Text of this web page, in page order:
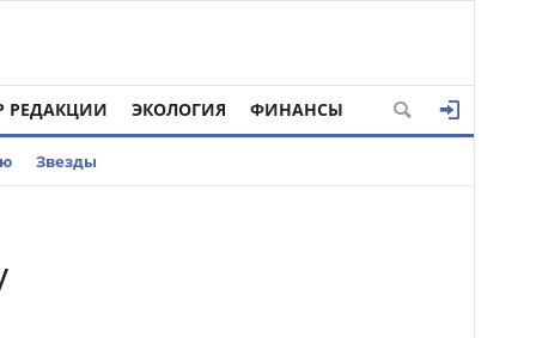
РЕДАКЦИИ ЭКОЛОГИЯ ФИНАНСЫ
Звезды